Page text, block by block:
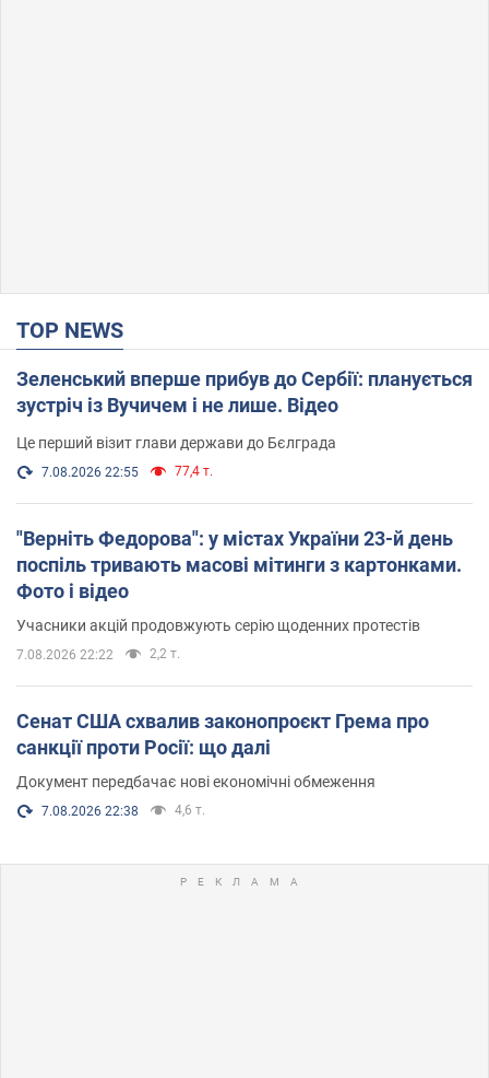
TOP NEWS
Зеленський вперше прибув до Сербії: планується
зустріч із Вучичем і не лише. Відео
Це перший візит глави держави до Бєлграда
7.08.2026 22:55 77,4 т.
"Верніть Федорова": у містах України 23-й день
поспіль тривають масові мітинги з картонками.
Фото і відео
Учасники акцій продовжують серію щоденних протестів
7.08.2026 22:22 2,2 т.
Сенат США схвалив законопроєкт Грема про
санкції проти Росії: що далі
Документ передбачає нові економічні обмеження
7.08.2026 22:38 4,6 т.